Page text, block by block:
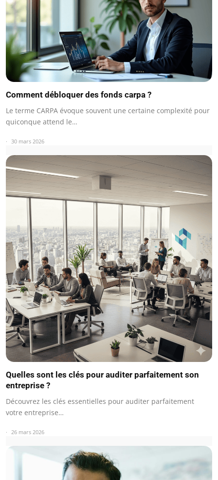
Comment débloquer des fonds carpa ?
Le terme CARPA évoque souvent une certaine complexité pour
quiconque attend le…
30 mars 2026
Quelles sont les clés pour auditer parfaitement son
entreprise ?
Découvrez les clés essentielles pour auditer parfaitement
votre entreprise…
26 mars 2026